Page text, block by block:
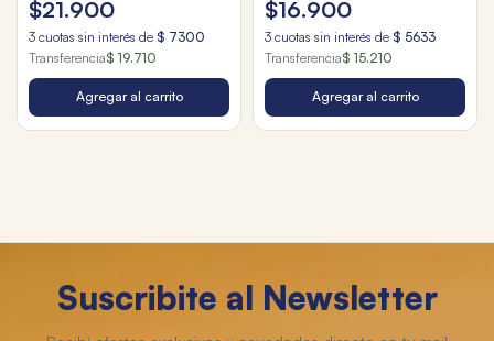
$21.900
3 cuotas sin interés de $ 7300
Transferencia$ 19.710
Agregar al carrito
$16.900
3 cuotas sin interés de $ 5633
Transferencia$ 15.210
Agregar al carrito
Suscribite al Newsletter